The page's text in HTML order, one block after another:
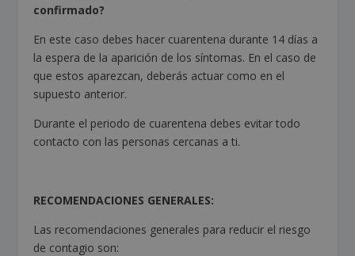
confirmado?
En este caso debes hacer cuarentena durante 14 días a
la espera de la aparición de los síntomas. En el caso de
que estos aparezcan, deberás actuar como en el
supuesto anterior.
Durante el periodo de cuarentena debes evitar todo
contacto con las personas cercanas a ti.
RECOMENDACIONES GENERALES:
Las recomendaciones generales para reducir el riesgo
de contagio son: